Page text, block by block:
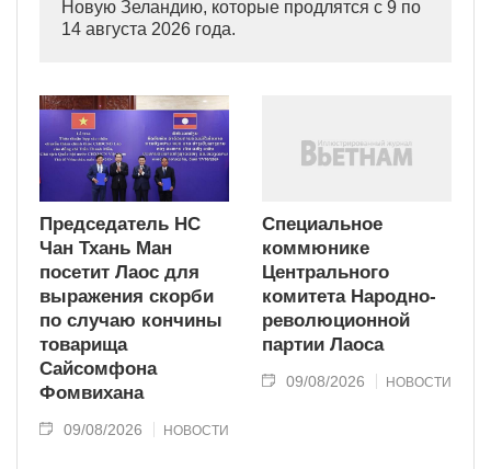
Новую Зеландию, которые продлятся с 9 по
14 августа 2026 года.
Председатель НС
Чан Тхань Ман
посетит Лаос для
выражения скорби
по случаю кончины
товарища
Сайсомфона
Фомвихана
09/08/2026 НОВОСТИ
Специальное
коммюнике
Центрального
комитета Народно-
революционной
партии Лаоса
09/08/2026 НОВОСТИ